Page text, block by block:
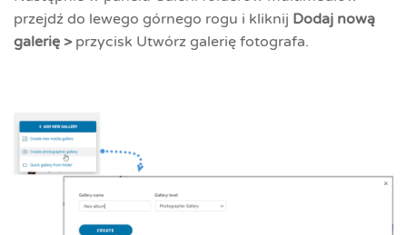
przejdź do lewego górnego rogu i kliknij Dodaj nową
galerię >przycisk Utwórz galerię fotografa.